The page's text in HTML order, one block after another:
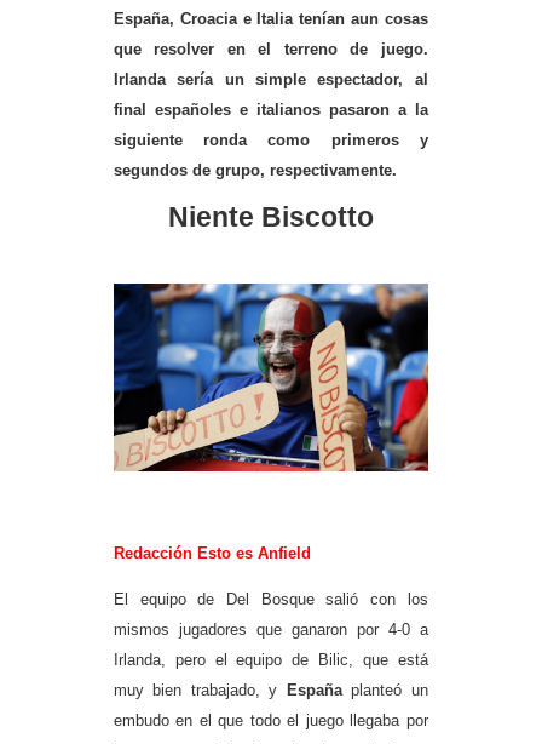
España, Croacia e Italia tenían aun cosas
que resolver en el terreno de juego.
Irlanda sería un simple espectador, al
final españoles e italianos pasaron a la
siguiente ronda como primeros y
segundos de grupo, respectivamente.
Niente Biscotto
Redacción Esto es Anfield
El equipo de Del Bosque salió con los
mismos jugadores que ganaron por 4-0 a
Irlanda, pero el equipo de Bilic, que está
muy bien trabajado, y
Españaplanteó un
embudo en el que todo el juego llegaba por